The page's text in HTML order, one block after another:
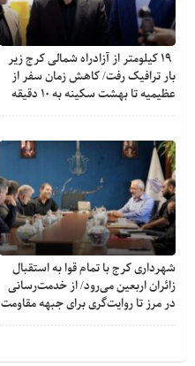
۱۹ کیلومتر از آزادراه شمالی کرج زیر
بار ترافیک رفت/ کاهش زمان سفر از
عظیمیه تا بهشت سکینه به ۱۰ دقیقه
شهرداری کرج با تمام قوا به استقبال
زائران اربعین می‌رود/ از خدمت‌رسانی
در مرز تا روایت‌گری برای جبهه مقاومت